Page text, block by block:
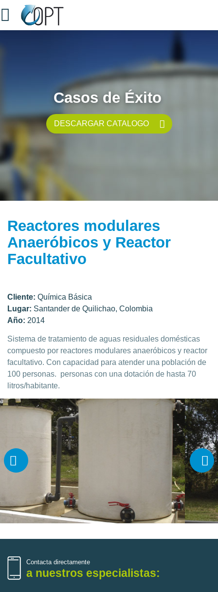
Casos de Éxito
DESCARGAR CATALOGO
Reactores modulares
Anaeróbicos y Reactor
Facultativo
Cliente: Química Básica
Lugar: Santander de Quilichao, Colombia
Año: 2014
Sistema de tratamiento de aguas residuales domésticas
compuesto por reactores modulares anaeróbicos y reactor
facultativo. Con capacidad para atender una población de
100 personas. personas con una dotación de hasta 70
litros/habitante.
Contacta directamente
a nuestros especialistas: